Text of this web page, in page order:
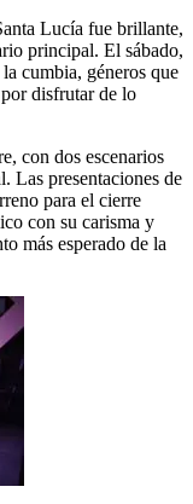
Lucía fue brillante,
principal. El sábado,
cumbia, géneros que
disfrutar de lo
con dos escenarios
Las presentaciones de
para el cierre
con su carisma y
más esperado de la